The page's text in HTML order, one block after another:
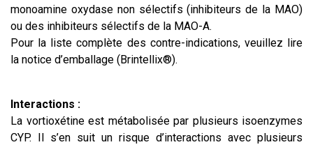
monoamine oxydase non sélectifs (inhibiteurs de la MAO)
ou des inhibiteurs sélectifs de la MAO-A.
Pour la liste complète des contre-indications, veuillez lire
la notice d’emballage (Brintellix®).
Interactions :
La vortioxétine est métabolisée par plusieurs isoenzymes
CYP. Il s’en suit un risque d’interactions avec plusieurs